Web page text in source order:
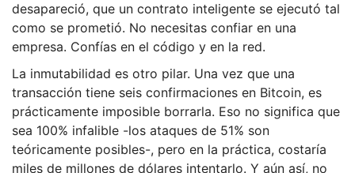
desapareció, que un contrato inteligente se ejecutó tal
como se prometió. No necesitas confiar en una
empresa. Confías en el código y en la red.
La inmutabilidad es otro pilar. Una vez que una
transacción tiene seis confirmaciones en Bitcoin, es
prácticamente imposible borrarla. Eso no significa que
sea 100% infalible -los ataques de 51% son
teóricamente posibles-, pero en la práctica, costaría
miles de millones de dólares intentarlo. Y aún así, no